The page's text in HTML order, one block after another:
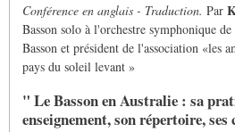
Conférence en anglais - Traduction. Par
Basson solo à l'orchestre symphonique
Basson et président de l'association «les
pays du soleil levant »
" Le Basson en Australie : sa
enseignement, son répertoire,